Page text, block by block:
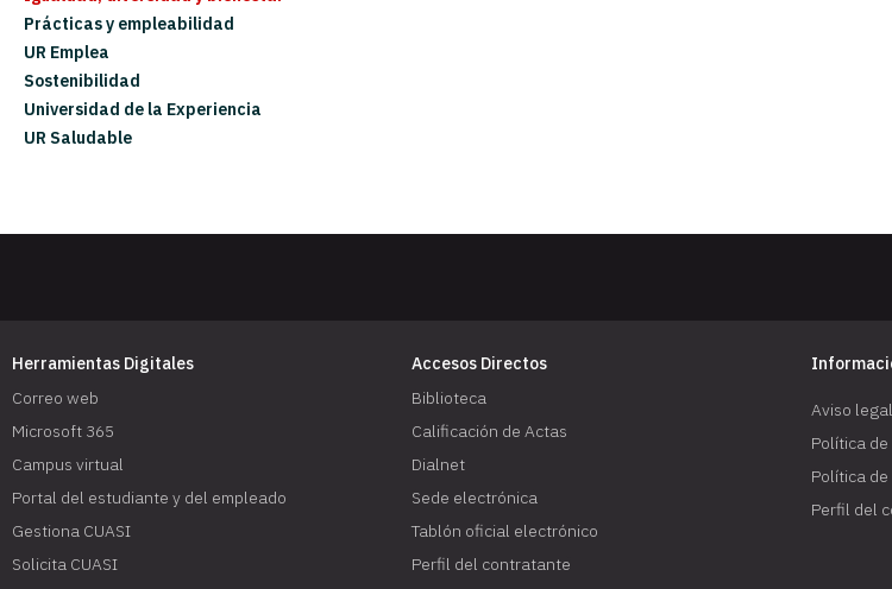
Prácticas y empleabilidad
UR Emplea
Sostenibilidad
Universidad de la Experiencia
UR Saludable
Herramientas Digitales
Correo web
Microsoft 365
Campus virtual
Portal del estudiante y del empleado
Gestiona CUASI
Solicita CUASI
Accesos Directos
Biblioteca
Calificación de Actas
Dialnet
Sede electrónica
Tablón oficial electrónico
Perfil del contratante
Aviso legal
Política
Política
Perfil del